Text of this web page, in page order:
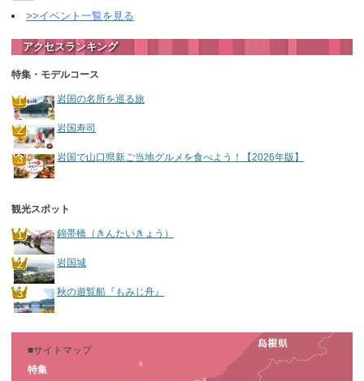
>>イベント一覧を見る
アクセスランキング
特集・モデルコース
岩国の名所を巡る旅
岩国寿司
岩国で山口県新ご当地グルメを食べよう！【2026年版】
観光スポット
錦帯橋（きんたいきょう）
岩国城
秋の遊覧船『もみじ舟』
■サイトマップ
特集